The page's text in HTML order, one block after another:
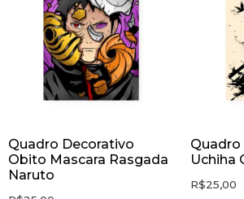
Quadro Decorativo
Obito Mascara Rasgada
Naruto
Uchiha
R$25,00